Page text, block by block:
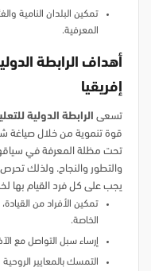
تمكين البلدان النامية
المعرفية.
أهداف الرابطة
إفريقيا
تسعى الرابطة الدولية
قوة تنموية من خلال صياغة
تحت مظلة المعرفة في سياقها
والتطور والنجاح. ولذلك تحرص
يجب على كل فرد القيام بها
تمكين الأفراد من
الخاصة.
إرساء سبل التواصل مع
التمسك بالمعايير